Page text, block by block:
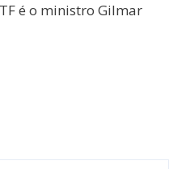
é o ministro Gilmar